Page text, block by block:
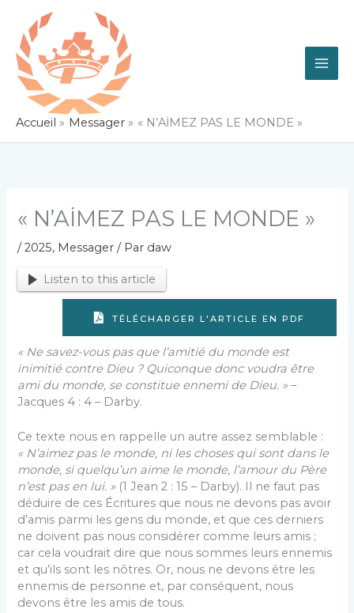
contenu
Accueil Messager « N’AİMEZ PAS LE MONDE »
« N’AİMEZ PAS LE MONDE »
/2025, Messager / Par daw
Listen to this article
TÉLÉCHARGER L'ARTICLE EN PDF
« Ne savez-vous pas que l’amitié du monde est
inimitié contre Dieu ? Quiconque donc voudra être
ami du monde, se constitue ennemi de Dieu. » –
Jacques 4 : 4 – Darby.
Ce texte nous en rappelle un autre assez semblable :
« N’aimez pas le monde, ni les choses qui sont dans le
monde, si quelqu’un aime le monde, l’amour du Père
n’est pas en lui. » (1 Jean 2 : 15 – Darby). Il ne faut pas
déduire de ces Écritures que nous ne devons pas avoir
d’amis parmi les gens du monde, et que ces derniers
ne doivent pas nous considérer comme leurs amis ;
car cela voudrait dire que nous sommes leurs ennemis
et qu’ils sont les nôtres. Or, nous ne devons être les
ennemis de personne et, par conséquent, nous
devons être les amis de tous.